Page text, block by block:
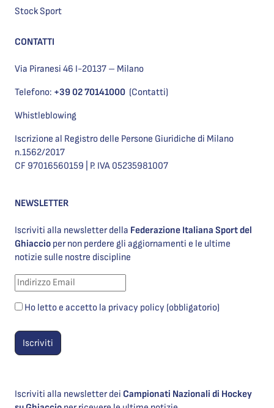
Stock Sport
CONTATTI
Via Piranesi 46 I-20137 – Milano
Telefono: +39 02 70141000 (Contatti)
Whistleblowing
Iscrizione al Registro delle Persone Giuridiche di Milano
n.1562/2017
CF 97016560159 | P. IVA 05235981007
NEWSLETTER
Iscriviti alla newsletter della Federazione Italiana Sport del
Ghiaccio per non perdere gli aggiornamenti e le ultime
notizie sulle nostre discipline
Ho letto e accetto la privacy policy (obbligatorio)
Iscriviti alla newsletter dei Campionati Nazionali di Hockey